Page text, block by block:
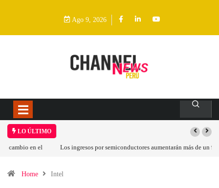
Ago 9, 2026
LO ÚLTIMO
Los ingresos por semiconductores aumentarán más de un 94 % en 2026
Home Intel